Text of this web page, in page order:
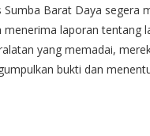
Sumba Barat Daya segera
menerima laporan tentang
yang memadai,
bukti dan